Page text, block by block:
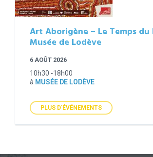
Art Aborigène – Le Temps du
Musée de Lodève
6 AOÛT 2026
10h30 -18h00
à MUSÉE DE LODÈVE
PLUS D'ÉVÉNEMENTS